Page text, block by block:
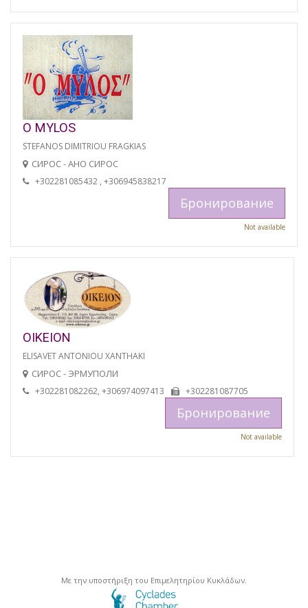
O MYLOS
STEFANOS DIMITRIOU FRAGKIAS
СИРОС - АНО СИРОС
+302281085432 , +306945838217
Бронирование
Not available
OIKEION
ELISAVET ANTONIOU XANTHAKI
СИРОС - ЭРМУПОЛИ
+302281082262, +306974097413 +302281087705
Бронирование
Not available
Με την υποστήριξη του Επιμελητηρίου Κυκλάδων.